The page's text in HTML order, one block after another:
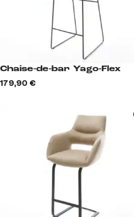
Chaise-de-bar Yago-Flex
179,90 €